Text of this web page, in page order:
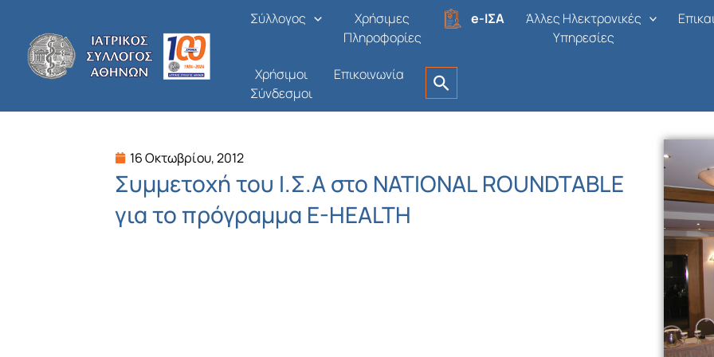
περιεχόμενο
Σύλλογος
Χρήσιμες
Πληροφορίες
e-ΙΣΑ
Άλλες Ηλεκτρονικές
Υπηρεσίες
Χρήσιμοι
Σύνδεσμοι
Επικοινωνία
16 Οκτωβρίου, 2012
Συμμετοχή του Ι.Σ.Α στο NATIONAL ROUNDTABLE
για το πρόγραμμα E-HEALTH